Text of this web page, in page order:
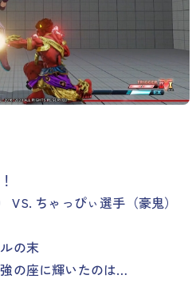
ちゃっぴぃ選手（豪鬼）
の末
の座に輝いたのは…